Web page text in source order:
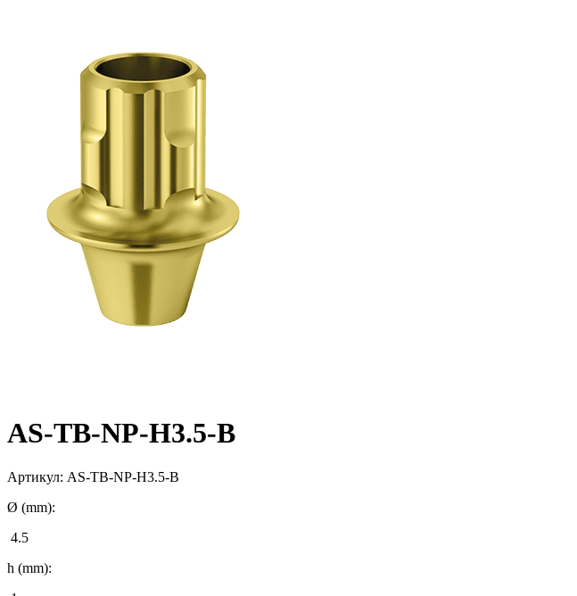
AS-TB-NP-H3.5-B
Артикул: AS-TB-NP-H3.5-B
Ø (mm):
4.5
h (mm):